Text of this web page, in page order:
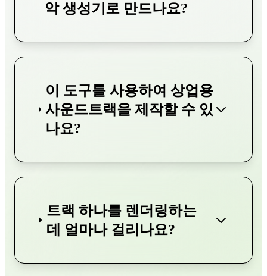
악 생성기로 만드나요?
이 도구를 사용하여 상업용
사운드트랙을 제작할 수 있
나요?
트랙 하나를 렌더링하는
데 얼마나 걸리나요?